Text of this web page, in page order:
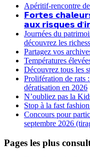
Apéritif-rencontre
𝗙𝗼𝗿𝘁𝗲𝘀
𝗮𝘂𝘅 𝗿𝗶𝘀𝗾𝘂𝗲𝘀
Journées du
découvrez les
Partagez vos
Températures
Découvrez tous les
Prolifération de rats
dératisation en 2026
N’oubliez pas la
Stop à la fast
Concours pour
septembre 2026
Pages les plus